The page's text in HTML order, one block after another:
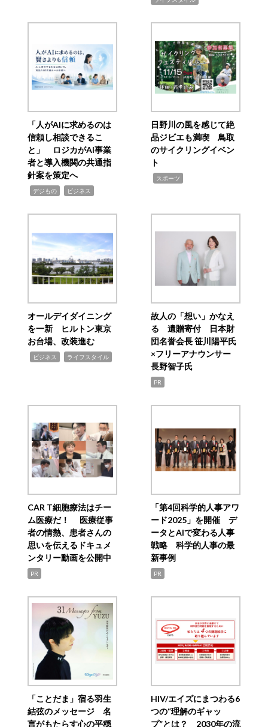
「人がAIに求めるのは
信頼し相談できるこ
と」 ロジカがAI事業
者と導入機関の共通指
針案を策定へ
デジもの ビジネス
日野川の風を感じて絶
品ジビエも満喫 鳥取
のサイクリングイベン
ト
スポーツ
オールデイダイニング
を一新 ヒルトン東京
お台場、改装進む
ビジネス ライフスタイル
故人の「想い」かなえ
る 遺贈寄付 日本財
団名誉会長 笹川陽平氏
×フリーアナウンサー
長野智子氏
PR
CAR T細胞療法はチー
ム医療だ！ 医療従事
者の情熱、患者さんの
思いを伝えるドキュメ
ンタリー動画を公開中
PR
「第4回科学的人事アワ
ード2025」を開催 デ
ータとAIで変わる人事
戦略 科学的人事の最
新事例
PR
「ことだま」宿る羽生
結弦のメッセージ 名
言がもたらす心の平穏
HIV/エイズにまつわる6
つの“理解のギャッ
プ”とは？ 2030年の流